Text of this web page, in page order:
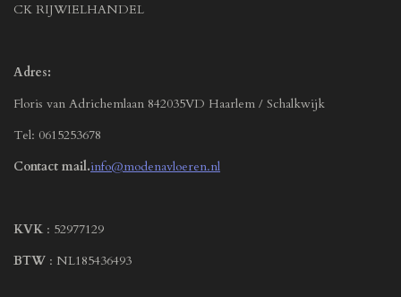
CK RIJWIELHANDEL
Adres:
Floris van Adrichemlaan 842035VD Haarlem / Schalkwijk
Tel: 0615253678
Contact mail.info@modenavloeren.nl
KVK : 52977129
BTW : NL185436493